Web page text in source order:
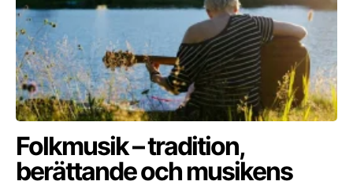
Folkmusik – tradition,
berättande och musikens